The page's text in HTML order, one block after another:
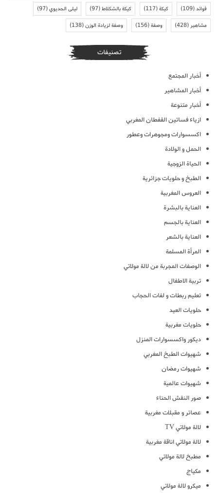
فوائد(109) كيكة(117) كيكة بالشكلاط(97) ليلى الحديوي(97)
مشاهير(428) وصفة(156) وصفة لزيادة الوزن(138)
تصنيفات
أخبار المجتمع
أخبار المشاهير
أخبار متنوعة
ازياء فساتين القفطان المغربي
اكسسوارات ومجوهرات وعطور
الحمل و الولادة
الحياة الزوجية
الطبخ و حلويات جزائرية
العروس المغربية
العناية بالبشرة
العناية بالجسم
العناية بالشعر
المرأة المسلمة
الوصفات المجربة من لالة مولاتي
تربية الاطفال
تعليم ربطات و لفات الحجاب
حلويات العيد
حلويات مغربية
ديكور واكسسوارات المنزل
شهيوات الطبخ المغربي
شهيوات رمضان
شهيوات عالمية
صور النقش الحناء
عصائر و مقبلات مغربية
لالة مولاتي TV
لالة مولاتي اناقة مغربية
مطبخ لالة مولاتي
مكياج
ميكرو لالة مولاتي